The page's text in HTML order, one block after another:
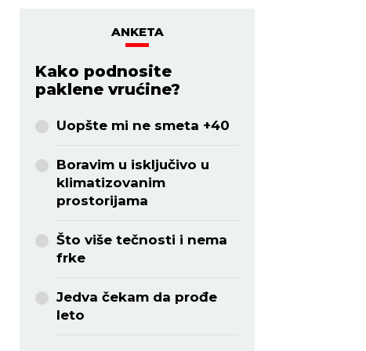
ANKETA
Kako podnosite
paklene vrućine?
Uopšte mi ne smeta +40
Boravim u isključivo u
klimatizovanim
prostorijama
Što više tečnosti i nema
frke
Jedva čekam da prođe
leto